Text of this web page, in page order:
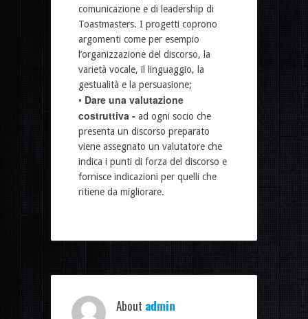
comunicazione e di leadership di
Toastmasters. I progetti coprono
argomenti come per esempio
l’organizzazione del discorso, la
varietà vocale, il linguaggio, la
gestualità e la persuasione;
• Dare una valutazione
costruttiva - ad ogni socio che
presenta un discorso preparato
viene assegnato un valutatore che
indica i punti di forza del discorso e
fornisce indicazioni per quelli che
ritiene da migliorare.
About admin